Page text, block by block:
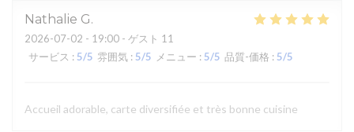
Nathalie G
2026-07-02 - 19:00 - ゲスト 11
サービス : 5/5 雰囲気 : 5/5 メニュー : 5/5 品質-価格 : 5/5
Accueil adorable, carte diversifiée et très bonne cuisine